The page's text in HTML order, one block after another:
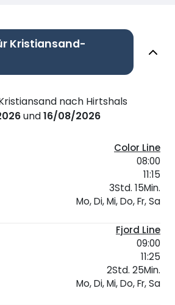
Kristiansand-
nach Hirtshals
und16/08/2026
Color Line
08:00
11:15
3Std. 15Min.
Mo, Di, Mi, Do, Fr, Sa
Fjord Line
09:00
11:25
2Std. 25Min.
Mo, Di, Mi, Do, Fr, Sa